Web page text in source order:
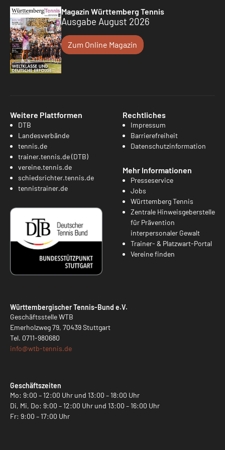
Magazin Württemberg Tennis
Ausgabe August 2026
Zum Online Magazin
Weitere Plattformen
DTB
Landesverbände
tennis.de
trainer.tennis.de (DTB)
vereine.tennis.de
schiedsrichter.tennis.de
tennistrainer.de
Rechtliches
Impressum
Barrierefreiheit
Datenschutzinformation
Mehr Informationen
Presseservice
Jobs
Württemberg Tennis
Zentrale Hinweisgeberstelle
für Prävention
interpersonaler Gewalt
Trainer- & Platzwart-Portal
Vereine finden
Württembergischer Tennis-Bund e.V.
Geschäftsstelle WTB
Emerholzweg 79, 70439 Stuttgart
Tel. 0711-980680
info@wtb-tennis.de
Geschäftszeiten
Mo: 9:00 – 12:00 Uhr und 13:00 – 18:00 Uhr
Di, Mi, Do: 9:00 – 12:00 Uhr und 13:00 – 16:00 Uhr
Fr: 9:00 – 17:00 Uhr